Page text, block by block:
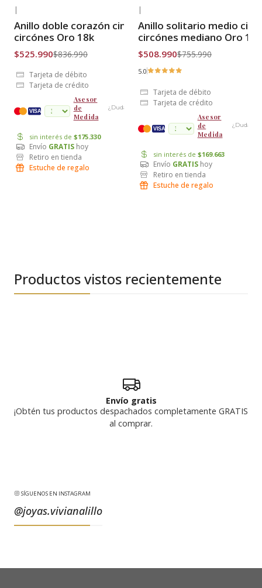
Envío Gratis
|
Anillo doble corazón cintillo
circónes Oro 18k
$525.990$836.990
Tarjeta de débito
Tarjeta de crédito
VISA
Asesor
de
Medida
¿Dudas?
sin interés de $175.330
Envío GRATIS hoy
Retiro en tienda
Estuche de regalo
Envío Gratis
|
Anillo solitario medio
circónes mediano Oro 18k
$508.990$755.990
5.0
Tarjeta de débito
Tarjeta de crédito
VISA
Asesor
de
Medida
¿Dudas?
sin interés de $169.663
Envío GRATIS hoy
Retiro en tienda
Estuche de regalo
Productos vistos recientemente
Envío gratis
¡Obtén tus productos despachados completamente GRATIS
al comprar.
SÍGUENOS EN INSTAGRAM
@joyas.vivianalillo